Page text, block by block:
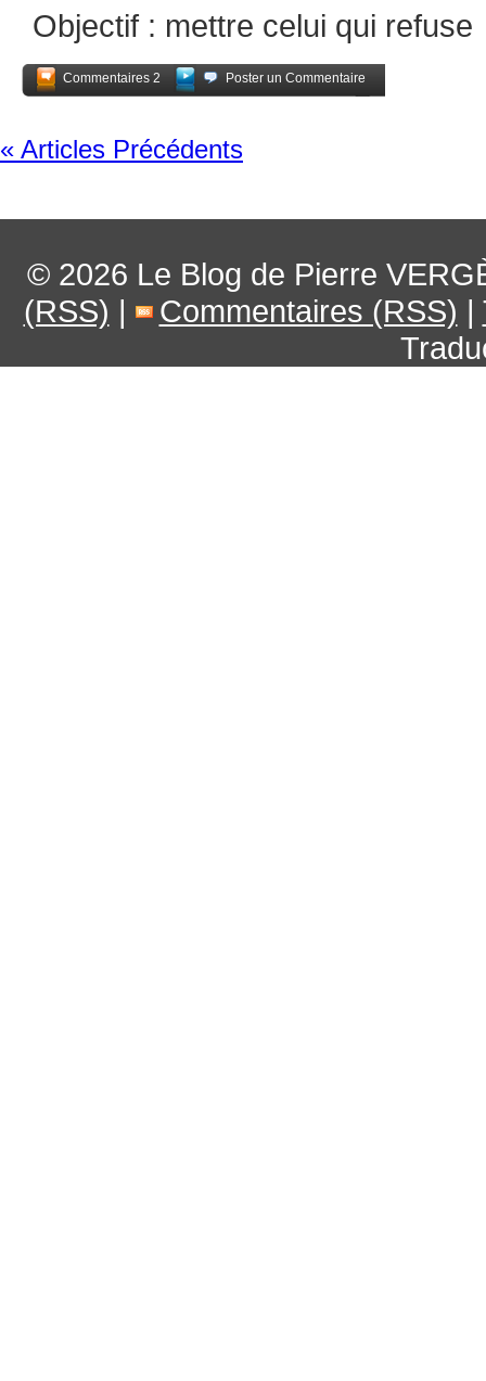
Objectif : mettre celui qui refuse
Commentaires 2
Poster un Commentaire
« Articles Précédents
© 2026 Le Blog de Pierre
(RSS) | Commentaires (RSS) |